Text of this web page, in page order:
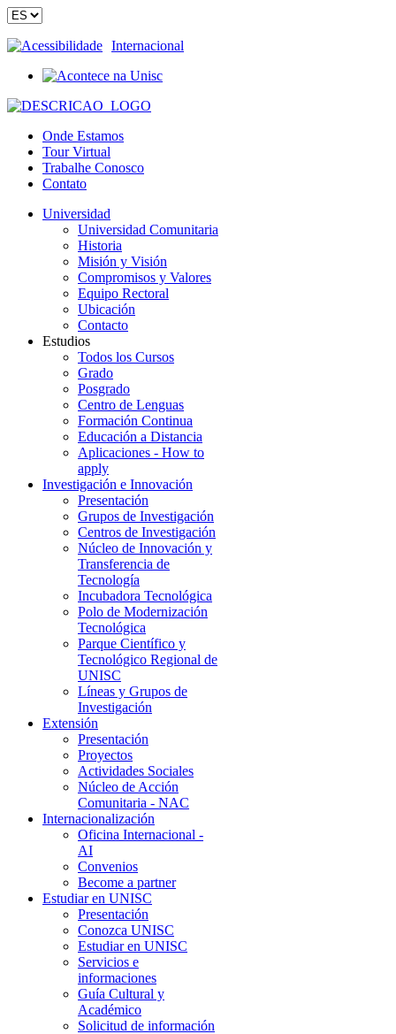
Acessibilidade Internacional
Onde Estamos
Tour Virtual
Trabalhe Conosco
Contato
Universidad
Universidad Comunitaria
Historia
Misión y Visión
Compromisos y Valores
Equipo Rectoral
Ubicación
Contacto
Estudios
Todos los Cursos
Grado
Posgrado
Centro de Lenguas
Formación Continua
Educación a Distancia
Aplicaciones - How to
apply
Investigación e Innovación
Presentación
Grupos de Investigación
Centros de Investigación
Núcleo de Innovación y
Transferencia de
Tecnología
Incubadora Tecnológica
Polo de Modernización
Tecnológica
Parque Científico y
Tecnológico Regional de
UNISC
Líneas y Grupos de
Investigación
Extensión
Presentación
Proyectos
Actividades Sociales
Núcleo de Acción
Comunitaria - NAC
Internacionalización
Oficina Internacional -
AI
Convenios
Become a partner
Estudiar en UNISC
Presentación
Conozca UNISC
Estudiar en UNISC
Servicios e
informaciones
Guía Cultural y
Académico
Solicitud de información